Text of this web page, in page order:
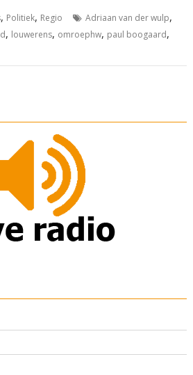
, Politiek, Regio Adriaan van der wulp,
, louwerens, omroephw, paul boogaard,